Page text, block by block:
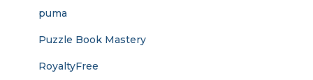
puma
Puzzle Book Mastery
RoyaltyFree